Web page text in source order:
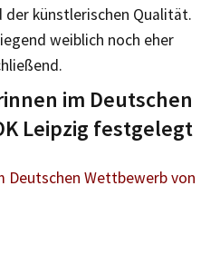
künstlerischen Qualität.
weiblich noch eher
im Deutschen
Leipzig festgelegt
Deutschen Wettbewerb von